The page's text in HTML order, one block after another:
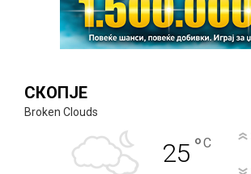
СКОПЈЕ
Broken Clouds
25 °C